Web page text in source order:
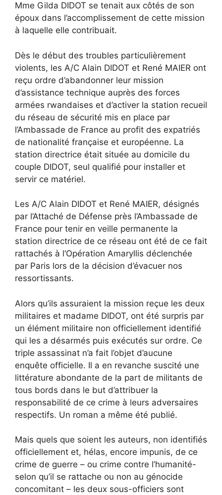
Mme Gilda DIDOT se tenait aux côtés de son
époux dans l’accomplissement de cette mission
à laquelle elle contribuait.
Dès le début des troubles particulièrement
violents, les A/C Alain DIDOT et René MAIER ont
reçu ordre d’abandonner leur mission
d’assistance technique auprès des forces
armées rwandaises et d’activer la station recueil
du réseau de sécurité mis en place par
l’Ambassade de France au profit des expatriés
de nationalité française et européenne. La
station directrice était située au domicile du
couple DIDOT, seul qualifié pour installer et
servir ce matériel.
Les A/C Alain DIDOT et René MAIER, désignés
par l’Attaché de Défense près l’Ambassade de
France pour tenir en veille permanente la
station directrice de ce réseau ont été de ce fait
rattachés à l‘Opération Amaryllis déclenchée
par Paris lors de la décision d’évacuer nos
ressortissants.
Alors qu’ils assuraient la mission reçue les deux
militaires et madame DIDOT, ont été surpris par
un élément militaire non officiellement identifié
qui les a désarmés puis exécutés sur ordre. Ce
triple assassinat n’a fait l’objet d’aucune
enquête officielle. Il a en revanche suscité une
littérature abondante de la part de militants de
tous bords dans le but d’attribuer la
responsabilité de ce crime à leurs adversaires
respectifs. Un roman a même été publié.
Mais quels que soient les auteurs, non identifiés
officiellement et, hélas, encore impunis, de ce
crime de guerre – ou crime contre l’humanité-
selon qu’il se rattache ou non au génocide
concomitant – les deux sous-officiers sont